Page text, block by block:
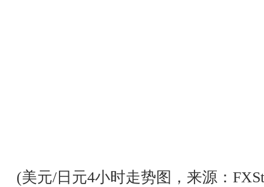
(美元/日元4小时走势图，来源：